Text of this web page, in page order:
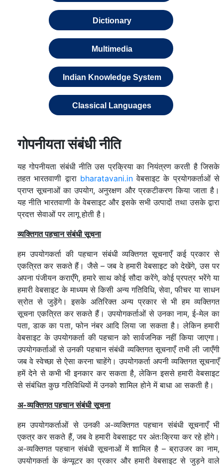
Dictionary
Multimedia
Indian Knowledge System
Classical Languages
गोपनीयता संबंधी नीति
यह गोपनीयता संबंधी नीति उस प्रक्रिया का नियंत्रण करती है जिसके
तहत भारतवाणी द्वारा bharatavani.inवेबसाइट के प्रयोगकर्ताओं से
प्राप्त सूचनाओं का उपयोग, अनुरक्षण और प्रकटीकरण किया जाता है।
यह नीति भारतवाणी के वेबसाइट और इसके सभी उत्पादों तथा उसके द्वारा
प्रदत्त सेवाओं पर लागू होती है।
व्यक्तिगत पहचान संबंधी सूचना
हम उपयोगकर्ता की पहचान संबंधी व्यक्तिगत सूचनाएँ कई प्रकार से
एकत्रित कर सकते हैं। जैसे – जब वे हमारी वेबसाइट को देखेंगे, उस पर
अपना पंजीयन कराएँगे, हमारे साथ कोई सौदा करेंगे, कोई प्रपत्र भरेंगे या
हमारी वेबसाइट के माध्यम से किसी अन्य गतिविधि, सेवा, फीचर या साधन
स्रोत से जुड़ेंगे। इसके अतिरिक्त अन्य प्रकार से भी हम व्यक्तिगत
सूचना एकत्रित कर सकते हैं। उपयोगकर्ताओं से उनका नाम, ई-मेल का
पता, डाक का पता, फोन नंबर आदि लिया जा सकता है। लेकिन हमारी
वेबसाइट के उपयोगकर्ता की पहचान को सार्वजनिक नहीं किया जाएगा।
उपयोगकर्ताओं से उनकी पहचान संबंधी व्यक्तिगत सूचनाएँ तभी ली जाएँगी
जब वे स्वेच्छा से ऐसा करना चाहेंगे। उपयोगकर्ता अपनी व्यक्तिगत सूचनाएँ
हमें देने से कभी भी इनकार कर सकता है, लेकिन इससे हमारी वेबसाइट
से संबंधित कुछ गतिविधियों में उनको शामिल होने में बाधा आ सकती है।
अ-व्यक्तिगत पहचान संबंधी सूचना
हम उपयोगकर्ताओं से उनकी अ-व्यक्तिगत पहचान संबंधी सूचनाएँ भी
एकत्र कर सकते हैं, जब वे हमारी वेबसाइट पर अंतःक्रिया कर रहे होंगे।
अ-व्यक्तिगत पहचान संबंधी सूचनाओं में शामिल है – ब्राउजर का नाम,
उपयोगकर्ता के कंप्यूटर का प्रकार और हमारी वेबसाइट से जुड़ने वाले